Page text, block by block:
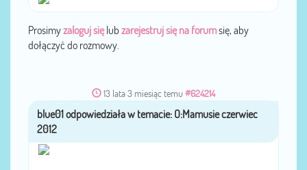
Prosimyzaloguj sięlub zarejestruj się na forumsię, aby
dołączyć do rozmowy.
13 lata 3 miesiąc temu #624214
przezblue01